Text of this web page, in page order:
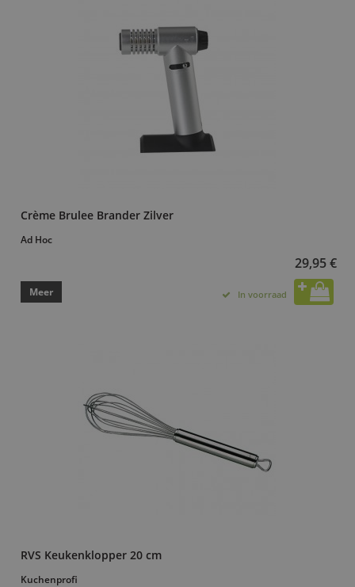
Crème Brulee Brander Zilver
Ad Hoc
29,95 €
Meer In voorraad
RVS Keukenklopper 20 cm
Kuchenprofi